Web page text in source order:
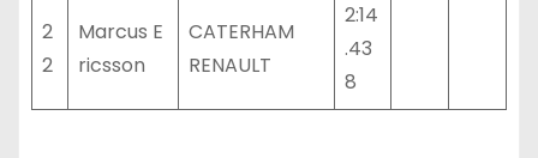
2
2
Marcus E
ricsson
CATERHAM
RENAULT
2:14
.43
8